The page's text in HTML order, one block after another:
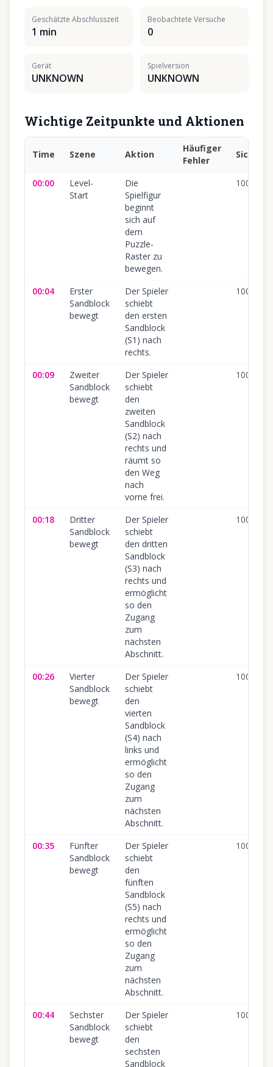
Geschätzte Abschlusszeit
1 min
Beobachtete Versuche
0
Gerät
UNKNOWN
Spielversion
UNKNOWN
Wichtige Zeitpunkte und Aktionen
Time Szene Aktion
Häufiger
Fehler
00:00
Level-
Start
Die
Spielfigur
beginnt
sich auf
dem
Puzzle-
Raster zu
bewegen.
100
00:04
Erster
Sandblock
bewegt
Der Spieler
schiebt
den ersten
Sandblock
(S1) nach
rechts.
100
00:09
Zweiter
Sandblock
bewegt
Der Spieler
schiebt
den
zweiten
Sandblock
(S2) nach
rechts und
räumt so
den Weg
nach
vorne frei.
100
00:18
Dritter
Sandblock
bewegt
Der Spieler
schiebt
den dritten
Sandblock
(S3) nach
rechts und
ermöglicht
so den
Zugang
zum
nächsten
Abschnitt.
100
00:26
Vierter
Sandblock
bewegt
Der Spieler
schiebt
den
vierten
Sandblock
(S4) nach
links und
ermöglicht
so den
Zugang
zum
nächsten
Abschnitt.
100
00:35
Fünfter
Sandblock
bewegt
Der Spieler
schiebt
den
fünften
Sandblock
(S5) nach
rechts und
ermöglicht
so den
Zugang
zum
nächsten
Abschnitt.
100
00:44
Sechster
Sandblock
bewegt
Der Spieler
schiebt
den
sechsten
Sandblock
100